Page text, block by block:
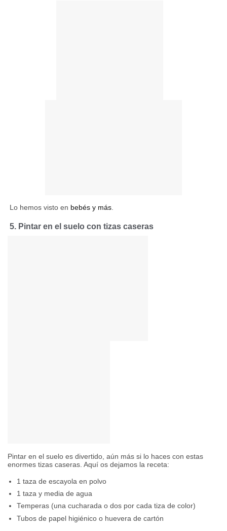
Lo hemos visto en bebés y más.
5. Pintar en el suelo con tizas caseras
Pintar en el suelo es divertido, aún más si lo haces con estas
enormes tizas caseras. Aquí os dejamos la receta:
1 taza de escayola en polvo
1 taza y media de agua
Temperas (una cucharada o dos por cada tiza de color)
Tubos de papel higiénico o huevera de cartón